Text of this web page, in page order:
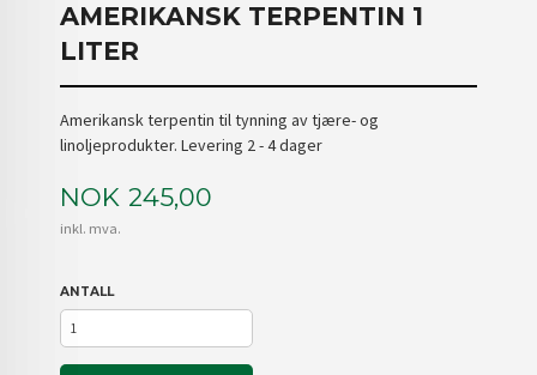
AMERIKANSK TERPENTIN 1
LITER
Amerikansk terpentin til tynning av tjære- og
linoljeprodukter. Levering 2 - 4 dager
Pris
NOK 245,00
inkl. mva.
ANTALL